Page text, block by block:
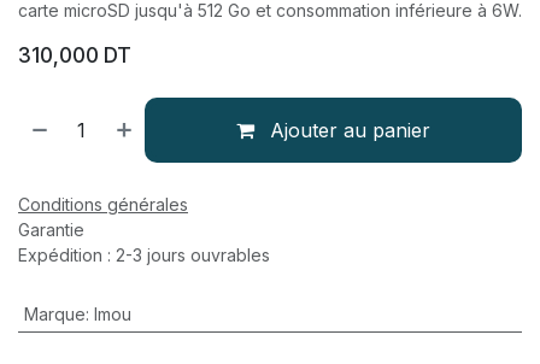
carte microSD jusqu'à 512 Go et consommation inférieure à 6W.
310,000 DT
Ajouter au panier
Conditions générales
Garantie
Expédition : 2-3 jours ouvrables
Marque: Imou